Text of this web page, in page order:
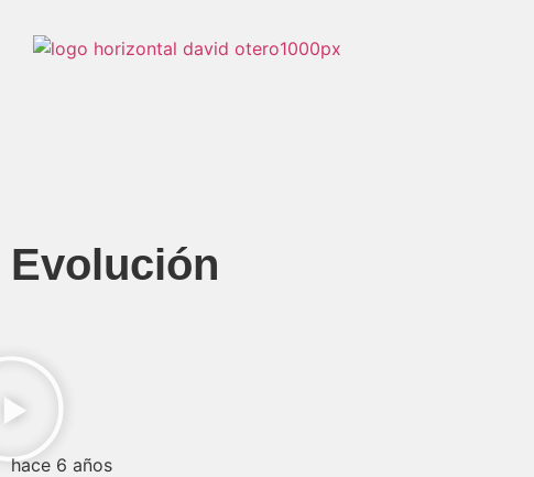
Evolución
hace 6 años